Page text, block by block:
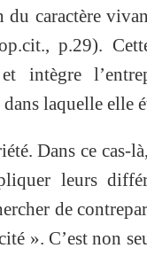
caractère
p.29).
intègre
laquelle elle
Dans ce cas-
leurs
de
». C’est non